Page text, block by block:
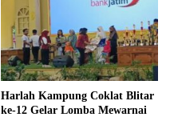
Harlah Kampung Coklat Blitar
ke-12 Gelar Lomba Mewarnai